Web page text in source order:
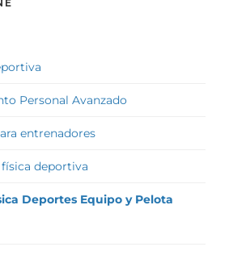
Personal Avanzado
entrenadores
deportiva
Deportes Equipo y Pelota